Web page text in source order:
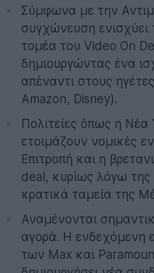
Σύμφωνα με την
συγχώνευση
τομέα του Video On
δημιουργώντας ένα
απέναντι στους
Amazon, Disney).
Πολιτείες όπως η Νέα
ετοιμάζουν νομικές
Επιτροπή και η
deal, κυρίως λόγω
κρατικά ταμεία της
Αναμένονται
αγορά. Η ενδεχόμενη
των Max και